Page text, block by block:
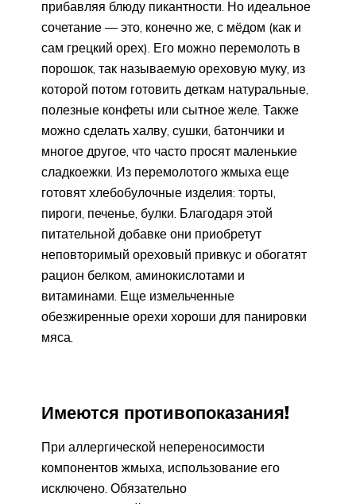
прибавляя блюду пикантности. Но идеальное
сочетание — это, конечно же, с мёдом (как и
сам грецкий орех). Его можно перемолоть в
порошок, так называемую ореховую муку, из
которой потом готовить деткам натуральные,
полезные конфеты или сытное желе. Также
можно сделать халву, сушки, батончики и
многое другое, что часто просят маленькие
сладкоежки. Из перемолотого жмыха еще
готовят хлебобулочные изделия: торты,
пироги, печенье, булки. Благодаря этой
питательной добавке они приобретут
неповторимый ореховый привкус и обогатят
рацион белком, аминокислотами и
витаминами. Еще измельченные
обезжиренные орехи хороши для панировки
мяса.
Имеются противопоказания!
При аллергической непереносимости
компонентов жмыха, использование его
исключено. Обязательно